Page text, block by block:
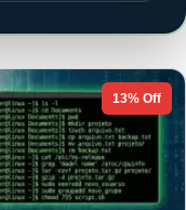
13% Off